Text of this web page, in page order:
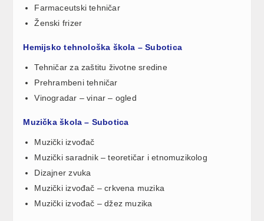
Farmaceutski tehničar
Ženski frizer
Hemijsko tehnološka škola – Subotica
Tehničar za zaštitu životne sredine
Prehrambeni tehničar
Vinogradar – vinar – ogled
Muzička škola – Subotica
Muzički izvođač
Muzički saradnik – teoretičar i etnomuzikolog
Dizajner zvuka
Muzički izvođač – crkvena muzika
Muzički izvođač – džez muzika